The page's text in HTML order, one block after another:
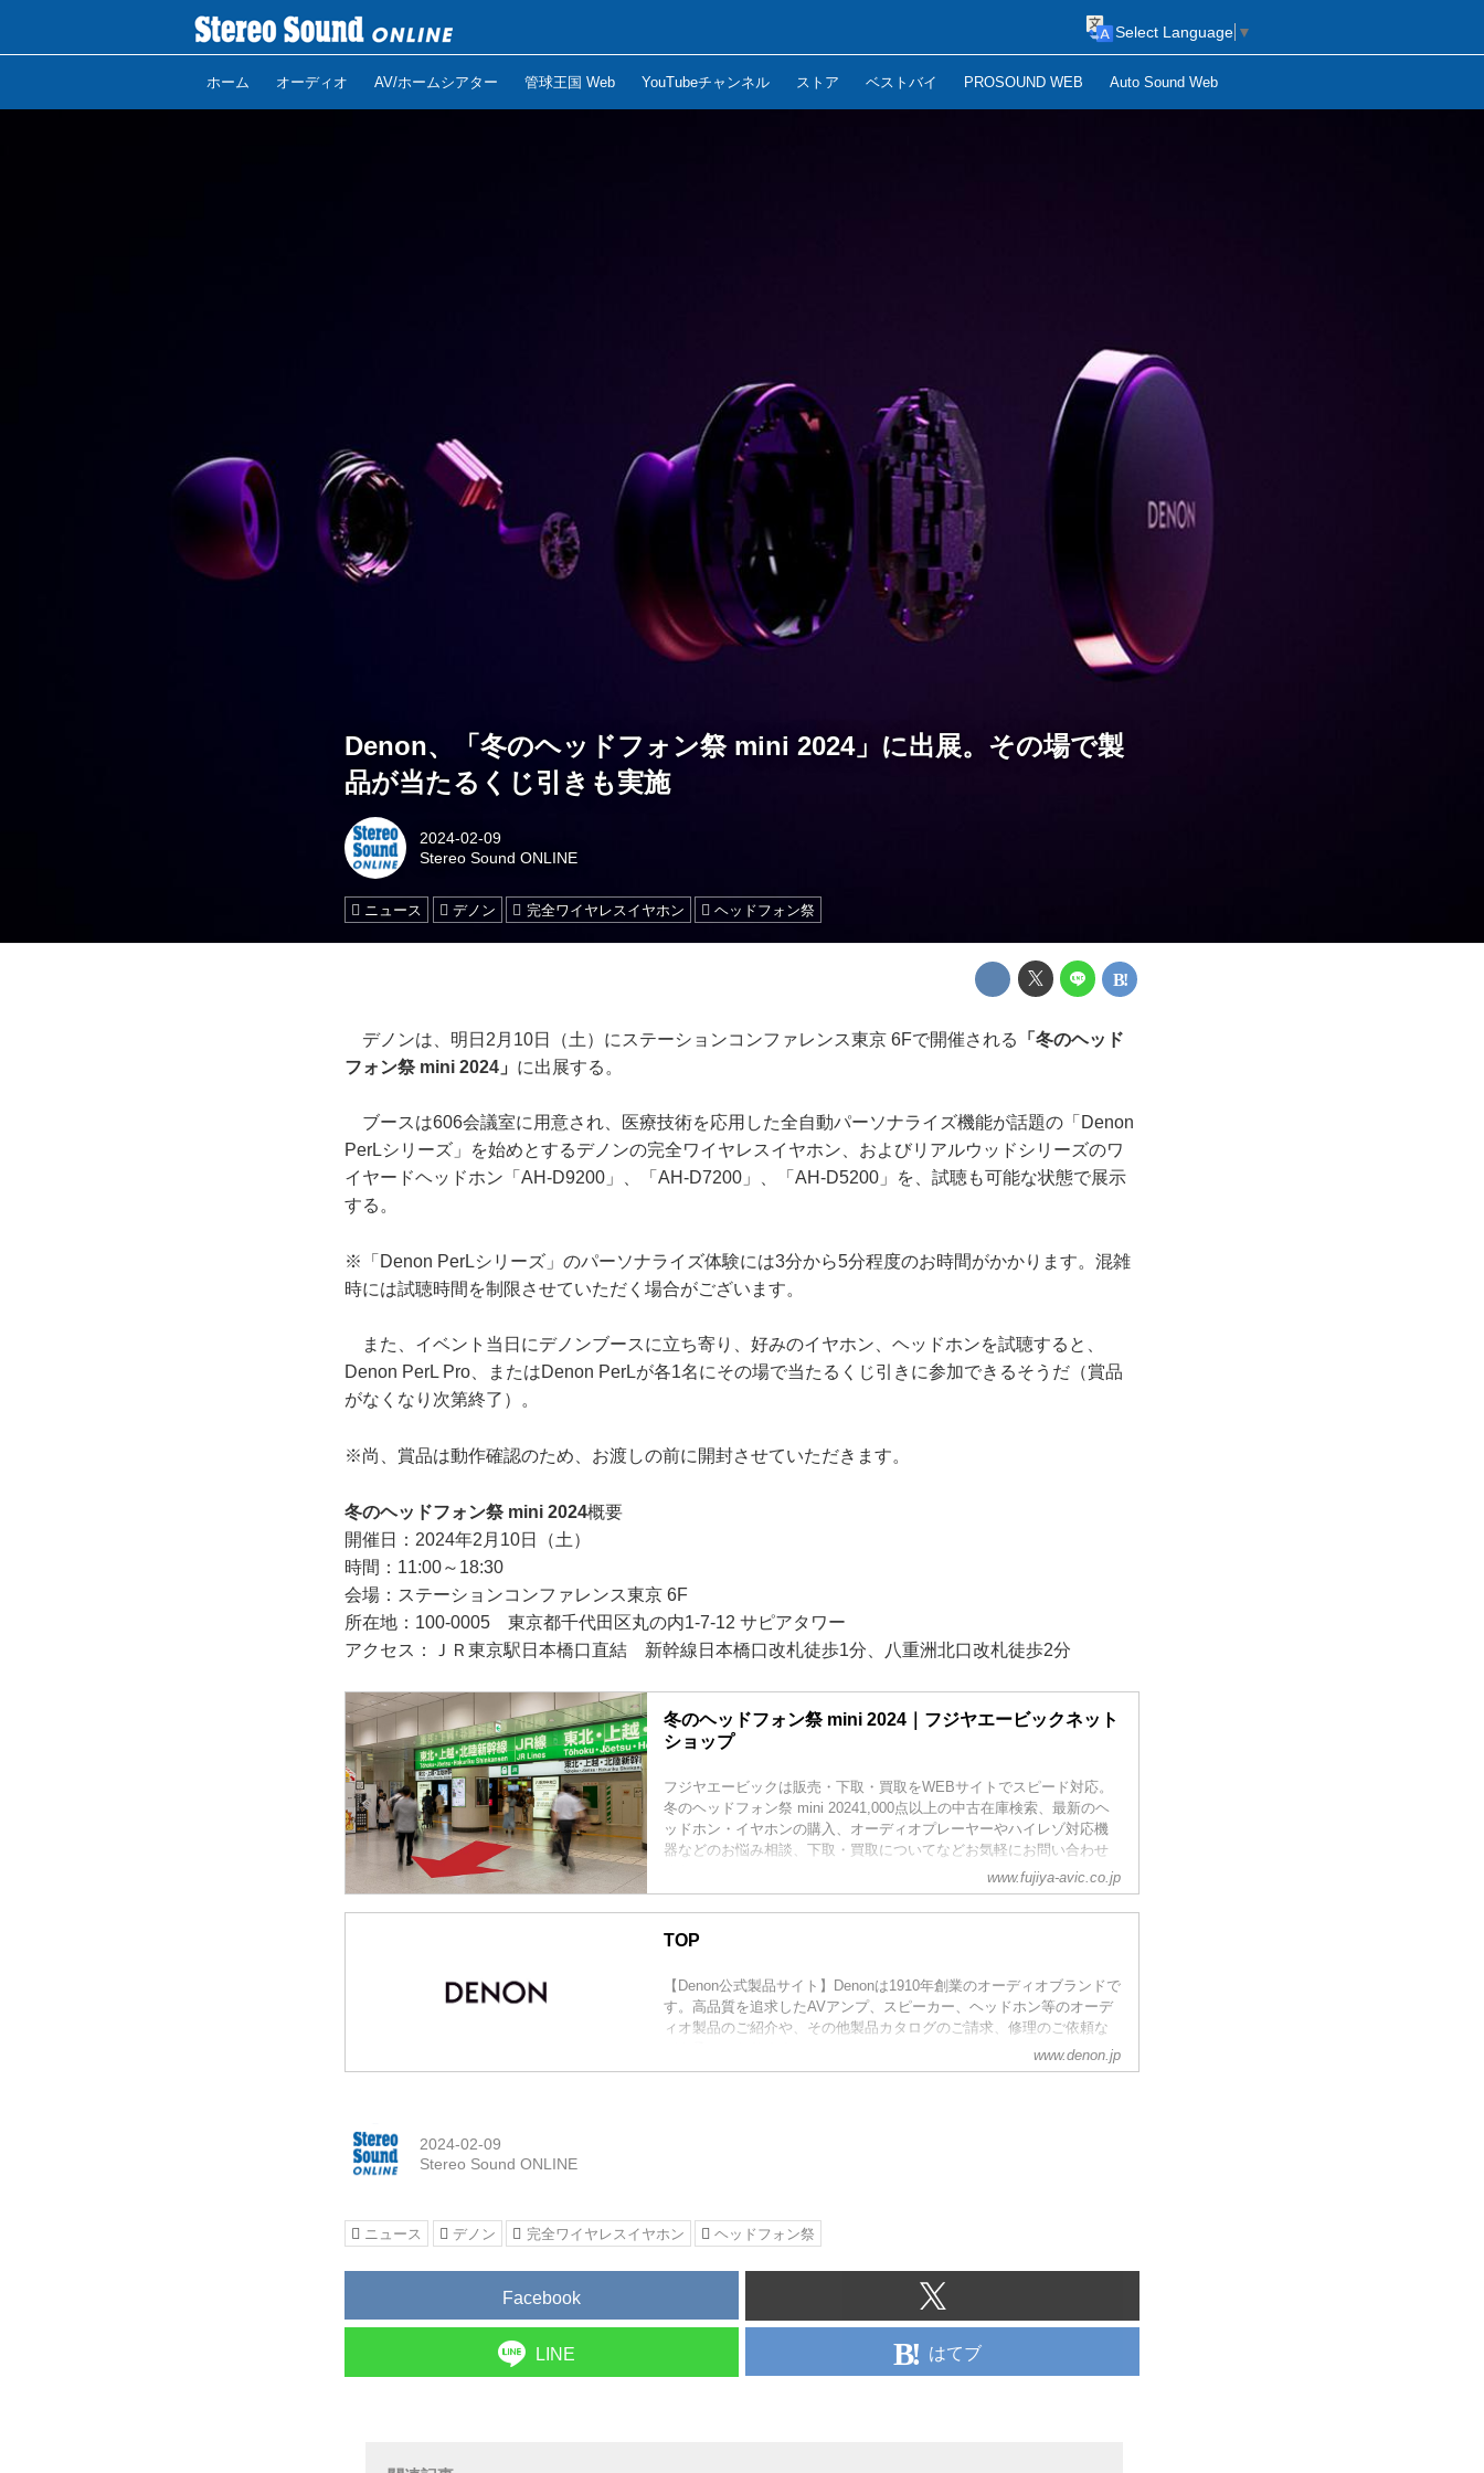
ホーム オーディオ AV/ホームシアター 管球王国 Web YouTubeチャンネル ストア ベストバイ PROSOUND WEB Auto Sound Web
Select Language ▼
Denon、「冬のヘッドフォン祭 mini 2024」に出展。その場で製
品が当たるくじ引きも実施
2024-02-09
Stereo Sound ONLINE
ニュース デノン 完全ワイヤレスイヤホン ヘッドフォン祭
デノンは、明日2月10日（土）にステーションコンファレンス東京 6Fで開催される
「冬のヘッド
フォン祭 mini 2024」 に出展する。
ブースは606会議室に用意され、医療技術を応用した全自動パーソナライズ機能が話題の「Denon
PerLシリーズ」を始めとするデノンの完全ワイヤレスイヤホン、およびリアルウッドシリーズのワ
イヤードヘッドホン「AH-D9200」、「AH-D7200」、「AH-D5200」を、試聴も可能な状態で展示
する。
※「Denon PerLシリーズ」のパーソナライズ体験には3分から5分程度のお時間がかかります。混雑
時には試聴時間を制限させていただく場合がございます。
また、イベント当日にデノンブースに立ち寄り、好みのイヤホン、ヘッドホンを試聴すると、
Denon PerL Pro、またはDenon PerLが各1名にその場で当たるくじ引きに参加できるそうだ（賞品
がなくなり次第終了）。
※尚、賞品は動作確認のため、お渡しの前に開封させていただきます。
冬のヘッドフォン祭 mini 2024概要
開催日：2024年2月10日（土）
時間：11:00～18:30
会場：ステーションコンファレンス東京 6F
所在地：100-0005 東京都千代田区丸の内1-7-12 サピアタワー
アクセス：ＪＲ東京駅日本橋口直結 新幹線日本橋口改札徒歩1分、八重洲北口改札徒歩2分
冬のヘッドフォン祭 mini 2024｜フジヤエービックネット
ショップ
フジヤエービックは販売・下取・買取をWEBサイトでスピード対応。
冬のヘッドフォン祭 mini 20241,000点以上の中古在庫検索、最新のヘ
ッドホン・イヤホンの購入、オーディオプレーヤーやハイレゾ対応機
器などのお悩み相談、下取・買取についてなどお気軽にお問い合わせ
www.fujiya-avic.co.jp
TOP
【Denon公式製品サイト】Denonは1910年創業のオーディオブランドで
す。高品質を追求したAVアンプ、スピーカー、ヘッドホン等のオーデ
ィオ製品のご紹介や、その他製品カタログのご請求、修理のご依頼な
www.denon.jp
2024-02-09
Stereo Sound ONLINE
ニュース デノン 完全ワイヤレスイヤホン ヘッドフォン祭
Facebook
LINE はてブ